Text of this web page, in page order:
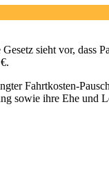
sieht vor, dass
Fahrtkosten-
sowie ihre Ehe und